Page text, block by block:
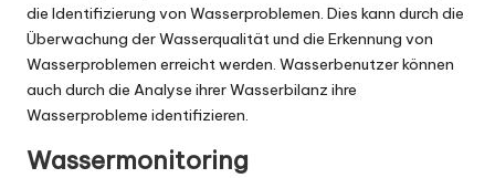
die Identifizierung von Wasserproblemen. Dies kann durch die
Überwachung der Wasserqualität und die Erkennung von
Wasserproblemen erreicht werden. Wasserbenutzer können
auch durch die Analyse ihrer Wasserbilanz ihre
Wasserprobleme identifizieren.
Wassermonitoring